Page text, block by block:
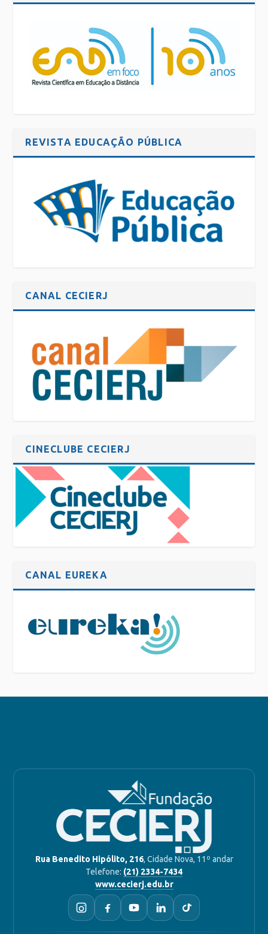
REVISTA EDUCAÇÃO PÚBLICA
CANAL CECIERJ
CINECLUBE CECIERJ
CANAL EUREKA
Rua Benedito Hipólito, 216, Cidade Nova, 11º andar
Telefone: (21) 2334-7434
www.cecierj.edu.br